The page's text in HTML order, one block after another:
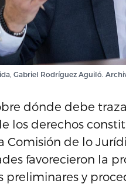
Gabriel Rodríguez Aguiló.
dónde debe
los derechos
Comisión de lo
favorecieron la
preliminares y